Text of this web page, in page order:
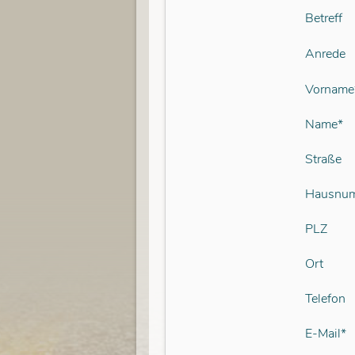
Betreff
Anrede
Name*
Straße
PLZ
Ort
Telefon
E-Mail*